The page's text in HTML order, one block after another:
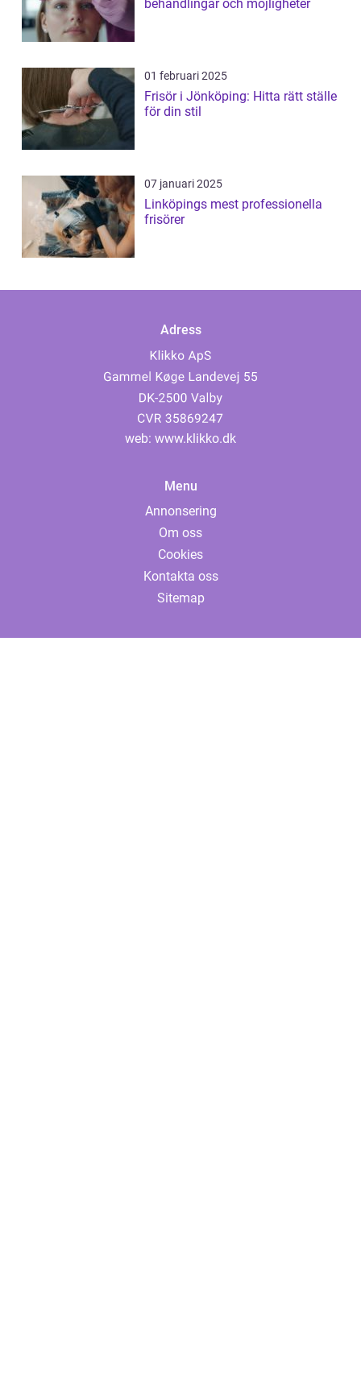
behandlingar och möjligheter
01 februari 2025
Frisör i Jönköping: Hitta rätt ställe
för din stil
07 januari 2025
Linköpings mest professionella
frisörer
Adress
web: www.klikko.dk
Menu
Annonsering
Om oss
Cookies
Kontakta oss
Sitemap